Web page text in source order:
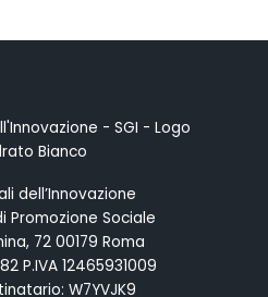
dell’Innovazione
Promozione Sociale
72 00179 Roma
P.IVA 12465931009
W7YVJK9